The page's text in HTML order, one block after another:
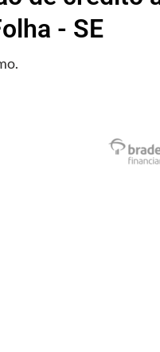
- SE